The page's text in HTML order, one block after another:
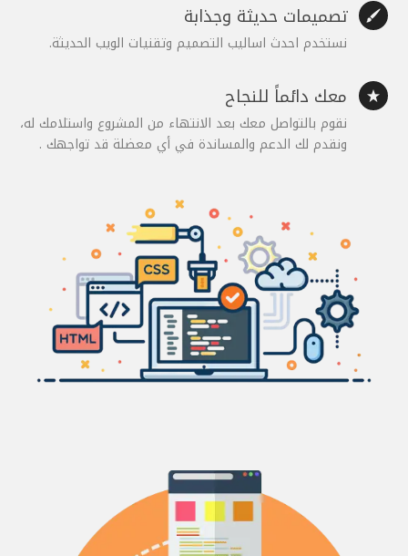
 تصميمات حديثة وجذابة
نستخدم احدث اساليب التصميم وتقنيات الويب الحديثة.
 معك دائماً للنجاح
نقوم بالتواصل معك بعد الانتهاء من المشروع واستلامك له،
ونقدم لك الدعم والمساندة في أي معضلة قد تواجهك .